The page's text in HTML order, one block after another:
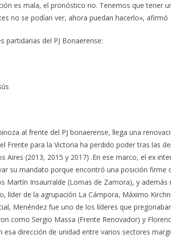
es mala, el pronóstico no. Tenemos que tener
no se podían ver, ahora puedan hacerlo», afirmó
del PJ Bonaerense:
al frente del PJ bonaerense, llega una
Frente para la Victoria ha perdido poder tras las
Aires (2013, 2015 y 2017) .En ese marco, el ex
su mandato porque encontró una posición firme
Martín Insaurralde (Lomas de Zamora), y además
líder de la agrupación La Cámpora, Máximo
Menéndez fue uno de los líderes que
como Sergio Massa (Frente Renovador) y
dirección de unidad entre varios sectores